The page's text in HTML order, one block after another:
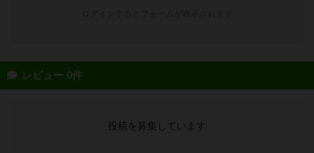
レビュー 0件
投稿を募集しています